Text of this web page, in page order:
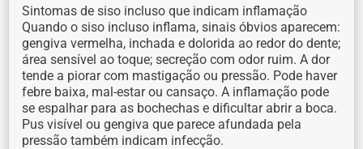
Sintomas de siso incluso que indicam inflamação
Quando o siso incluso inflama, sinais óbvios aparecem:
gengiva vermelha, inchada e dolorida ao redor do dente;
área sensível ao toque; secreção com odor ruim. A dor
tende a piorar com mastigação ou pressão. Pode haver
febre baixa, mal-estar ou cansaço. A inflamação pode
se espalhar para as bochechas e dificultar abrir a boca.
Pus visível ou gengiva que parece afundada pela
pressão também indicam infecção.